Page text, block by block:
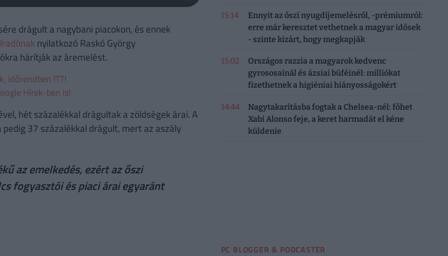
drágult a nagybani piacokon, és ennek
nyilatkozó Raskó György
hárítják az áremelést.
időrendben ITT!
Hírek-ben is!
hét százalékkal drágultak a zöldségek árai. A
37 százalékkal drágult, mert az aszály
az emelkedés, ezért az őszi
fogyasztói és piaci árai egyaránt
15:14
Ennyit az őszi nyugdíjemelésről, -prémiumról:
erre már keresztet vethetnek a magyar idősek
- szinte kizárt, hogy megkapják
15:02
Országos razzia a magyarok kedvenc
gyrososainál és ázsiai büféinél: milliókat
fizethetnek a higiéniai hiányosságokért
14:44
Nagytakarításba fogtak a Chelsea-nél: főhet
Xabi Alonso feje, a keret harmadát el kéne
küldenie
PC BLOGGER & PODCASTER